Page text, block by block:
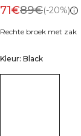
71€89€(-20%)
Rechte broek met zak
Kleur: Black